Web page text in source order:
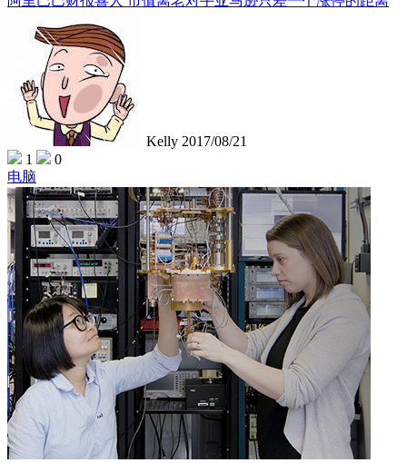
Kelly 2017/08/21
1
0
电脑